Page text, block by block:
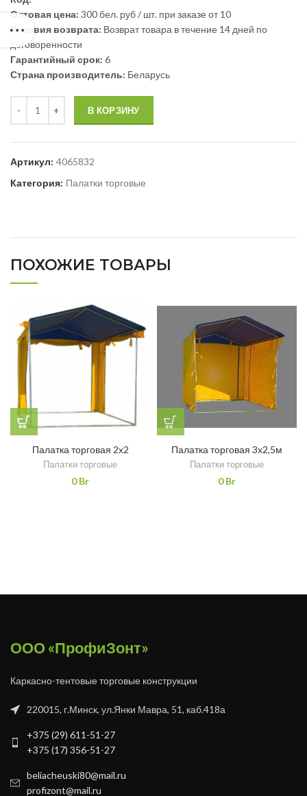
Оптовая цена: 300 бел. руб / шт. при заказе от 10
Условия возврата: Возврат товара в течение 14 дней по
договоренности
Гарантийный срок: 6
Страна производитель: Беларусь
В КОРЗИНУ
Артикул: 4065832
Категория: Палатки торговые
ПОХОЖИЕ ТОВАРЫ
Палатка торговая 2х2
Палатки торговые
0Br
Палатка торговая 3х2,5м
Палатки торговые
0Br
ООО «ПрофиЗонт»
Каркасно-тентовые торговые конструкции
220015, г.Минск, ул.Янки Мавра, 51, каб.418а
+375 (29) 611-51-27
+375 (17) 356-51-27
beliacheuski80@mail.ru
profizont@mail.ru